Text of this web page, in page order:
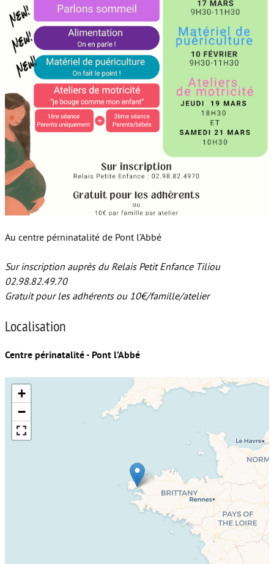
Au centre pérninatalité de Pont l’Abbé
Sur inscription auprès du Relais Petit Enfance Tiliou
02.98.82.49.70
Gratuit pour les adhérents ou 10€/famille/atelier
Localisation
Centre périnatalité - Pont l’Abbé
+
−